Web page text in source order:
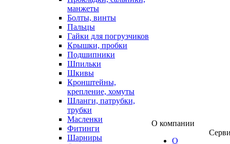
манжеты
Болты, винты
Пальцы
Гайки для погрузчиков
Крышки, пробки
Подшипники
Шпильки
Шкивы
Кронштейны,
крепление, хомуты
Шланги, патрубки,
трубки
Масленки
Фитинги
Шарниры
О компании
О